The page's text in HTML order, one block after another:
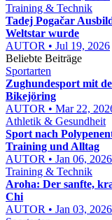
Training & Technik
Tadej Pogačar
Weltstar wurde
AUTOR • Jul 19, 2026
Beliebte Beiträge
Sportarten
Zughundesport mit
Bikejöring
AUTOR • Mar 22,
Athletik & Gesundheit
Sport nach
Training und Alltag
AUTOR • Jan 06, 2026
Training & Technik
Aroha: Der sanfte,
Chi
AUTOR • Jan 03, 2026